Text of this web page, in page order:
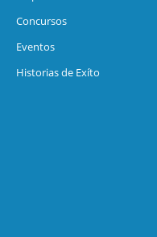
Concursos
Eventos
Historias de Exíto